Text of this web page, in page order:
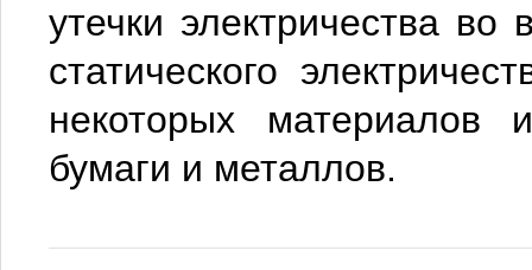
утечки электричества
статического
некоторых материалов
бумаги и металлов.